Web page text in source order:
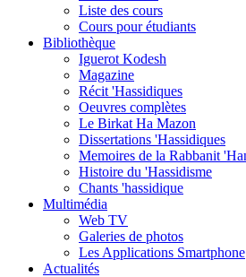
Liste des cours
Cours pour étudiants
Bibliothèque
Iguerot Kodesh
Magazine
Récit 'Hassidiques
Oeuvres complètes
Le Birkat Ha Mazon
Dissertations 'Hassidiques
Memoires de la Rabbanit
Histoire du 'Hassidisme
Chants 'hassidique
Multimédia
Web TV
Galeries de photos
Les Applications Smartphone
Actualités